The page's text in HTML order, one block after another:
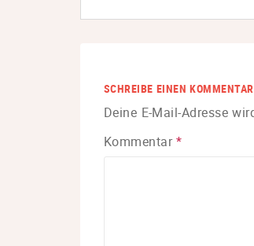
SCHREIBE EINEN KOMMENTAR
Deine E-Mail-Adresse
Kommentar*